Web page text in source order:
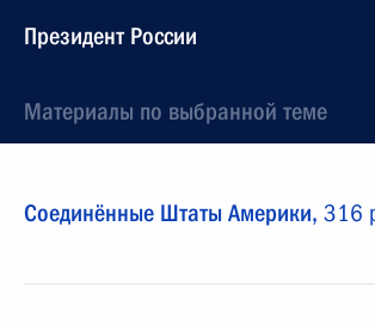
Президент России
Материалы по выбранной теме
Соединённые Штаты Америки, 316